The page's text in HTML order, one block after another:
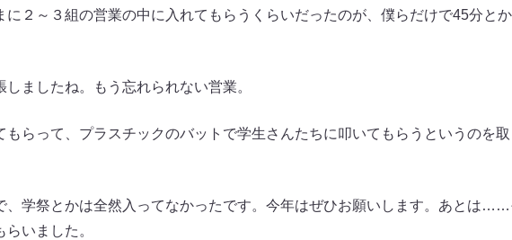
２～３組の営業の中に入れてもらうくらいだったのが、僕らだけで45分と
ましたね。もう忘れられない営業。
らって、プラスチックのバットで学生さんたちに叩いてもらうというのを
学祭とかは全然入ってなかったです。今年はぜひお願いします。あとは
いました。